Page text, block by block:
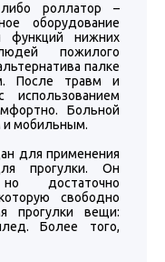
роллатор –
оборудование
функций нижних
пожилого
палке
После травм и
Больной
и мобильным.
для применения
прогулки. Он
достаточно
свободно
прогулки вещи:
Более того,